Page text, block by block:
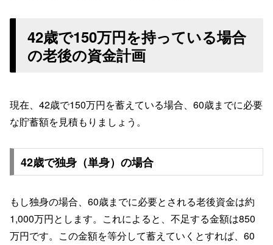
42歳で150万円を持っている場合
の老後の資金計画
現在、42歳で150万円を蓄えている場合、60歳までに必要
な貯蓄額を見積もりましょう。
42歳で独身（単身）の場合
もし独身の場合、60歳までに必要とされる老後資金は約
1,000万円とします。これによると、不足する金額は850
万円です。この金額を等分して蓄えていくとすれば、60